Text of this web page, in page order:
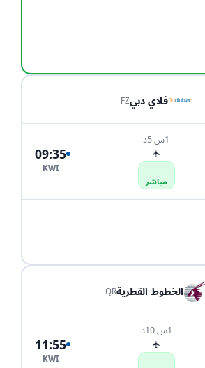
فلاي دبيFZ
1س 5د
✈
مباشر
09:35
KWI
الخطوط القطريةQR
1س 10د
✈
11:55
KWI